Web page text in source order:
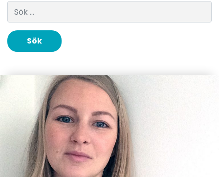
Sök efter: